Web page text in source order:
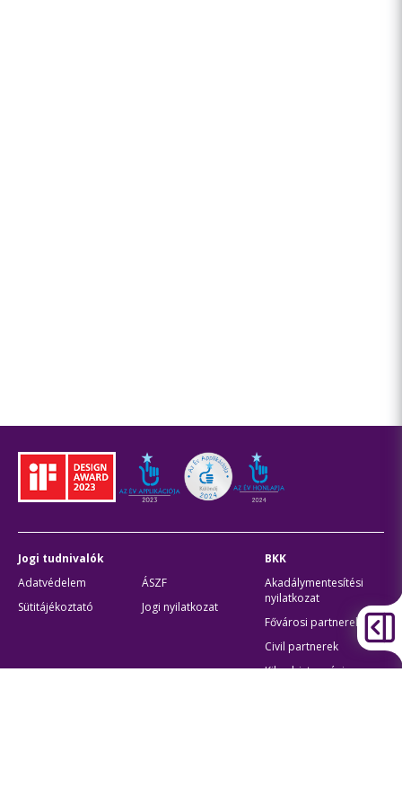
Jogi tudnivalók
Adatvédelem
ÁSZF
Sütitájékoztató
Jogi nyilatkozat
BKK
Akadálymentesítési
nyilatkozat
Fővárosi partnerek
Civil partnerek
Kiberbiztonsági